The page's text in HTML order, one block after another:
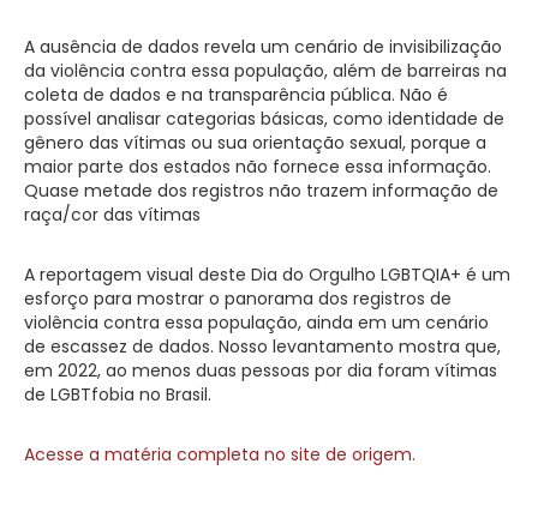
A ausência de dados revela um cenário de invisibilização
da violência contra essa população, além de barreiras na
coleta de dados e na transparência pública. Não é
possível analisar categorias básicas, como identidade de
gênero das vítimas ou sua orientação sexual, porque a
maior parte dos estados não fornece essa informação.
Quase metade dos registros não trazem informação de
raça/cor das vítimas
A reportagem visual deste Dia do Orgulho LGBTQIA+ é um
esforço para mostrar o panorama dos registros de
violência contra essa população, ainda em um cenário
de escassez de dados. Nosso levantamento mostra que,
em 2022, ao menos duas pessoas por dia foram vítimas
de LGBTfobia no Brasil.
Acesse a matéria completa no site de origem.